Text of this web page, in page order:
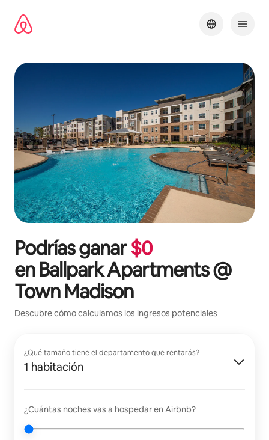
contenido
Podrías ganar$0
enBallpark Apartments @
Town Madison
Descubre cómo calculamos los ingresos potenciales
¿Qué tamaño tiene el departamento que rentarás?
1 habitación
¿Cuántas noches vas a hospedar en Airbnb?